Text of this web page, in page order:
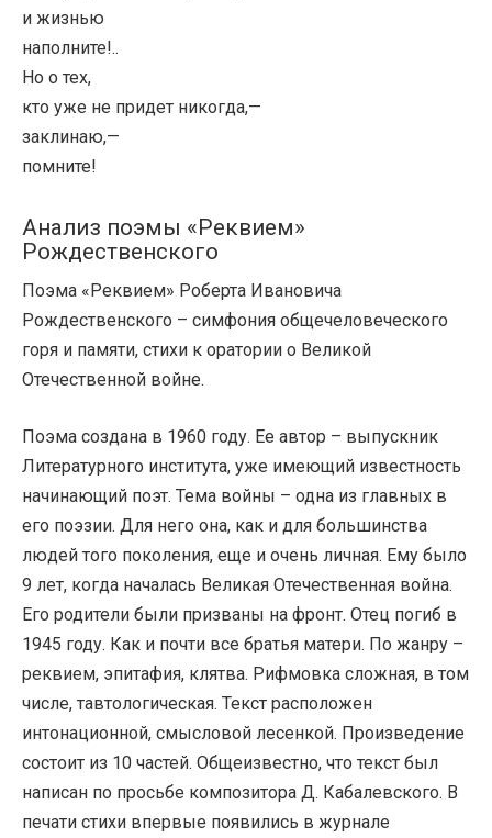
и жизнью
наполните!..
Но о тех,
кто уже не придет никогда,—
заклинаю,—
помните!
Анализ поэмы «Реквием»
Рождественского
Поэма «Реквием» Роберта Ивановича
Рождественского – симфония общечеловеческого
горя и памяти, стихи к оратории о Великой
Отечественной войне.
Поэма создана в 1960 году. Ее автор – выпускник
Литературного института, уже имеющий известность
начинающий поэт. Тема войны – одна из главных в
его поэзии. Для него она, как и для большинства
людей того поколения, еще и очень личная. Ему было
9 лет, когда началась Великая Отечественная война.
Его родители были призваны на фронт. Отец погиб в
1945 году. Как и почти все братья матери. По жанру –
реквием, эпитафия, клятва. Рифмовка сложная, в том
числе, тавтологическая. Текст расположен
интонационной, смысловой лесенкой. Произведение
состоит из 10 частей. Общеизвестно, что текст был
написан по просьбе композитора Д. Кабалевского. В
печати стихи впервые появились в журнале